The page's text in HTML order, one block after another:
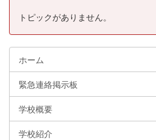
トピックがありません。
ホーム
緊急連絡掲示板
学校概要
学校紹介